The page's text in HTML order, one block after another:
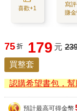
喜歡+1
寫
賺
75 折 179 元
買整套
認購希望書包，
預計最高可得金幣